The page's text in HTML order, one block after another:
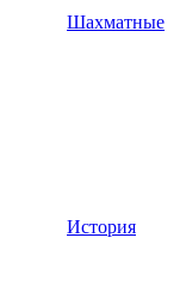
Шахматные
История